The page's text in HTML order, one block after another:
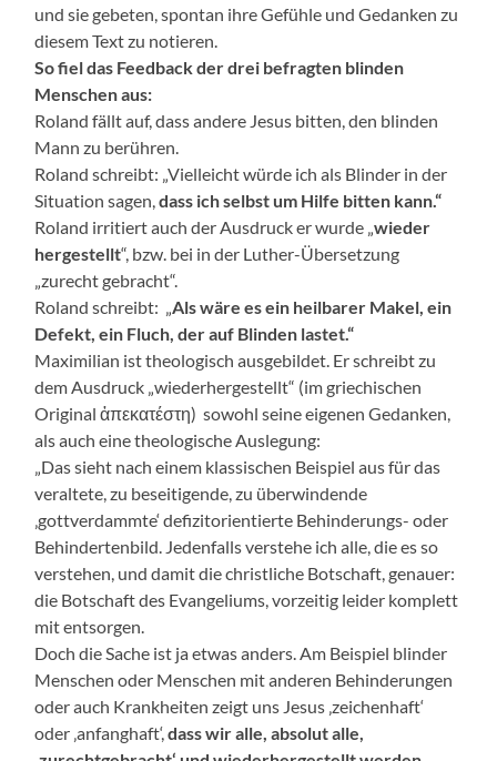
und sie gebeten, spontan ihre Gefühle und Gedanken zu
diesem Text zu notieren.
So fiel das Feedback der drei befragten blinden
Menschen aus:
Roland fällt auf, dass andere Jesus bitten, den blinden
Mann zu berühren.
Roland schreibt: „Vielleicht würde ich als Blinder in der
Situation sagen,dass ich selbst um Hilfe bitten kann.“
Roland irritiert auch der Ausdruck er wurde „wieder
hergestellt“, bzw. bei in der Luther-Übersetzung
„zurecht gebracht“.
Roland schreibt: „Als wäre es ein heilbarer Makel, ein
Defekt, ein Fluch, der auf Blinden lastet.“
Maximilian ist theologisch ausgebildet. Er schreibt zu
dem Ausdruck „wiederhergestellt“ (im griechischen
Original ἀπεκατέστη) sowohl seine eigenen Gedanken,
als auch eine theologische Auslegung:
„Das sieht nach einem klassischen Beispiel aus für das
veraltete, zu beseitigende, zu überwindende
‚gottverdammte‘ defizitorientierte Behinderungs- oder
Behindertenbild. Jedenfalls verstehe ich alle, die es so
verstehen, und damit die christliche Botschaft, genauer:
die Botschaft des Evangeliums, vorzeitig leider komplett
mit entsorgen.
Doch die Sache ist ja etwas anders. Am Beispiel blinder
Menschen oder Menschen mit anderen Behinderungen
oder auch Krankheiten zeigt uns Jesus ‚zeichenhaft‘
oder ‚anfanghaft‘,dass wir alle, absolut alle,